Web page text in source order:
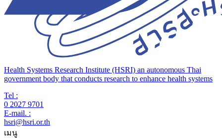
Health Systems Research Institute (HSRI) an autonomous Thai
government body that conducts research to enhance health systems
Tel :
0 2027 9701
E-mail. :
hsri@hsri.or.th
เมนู